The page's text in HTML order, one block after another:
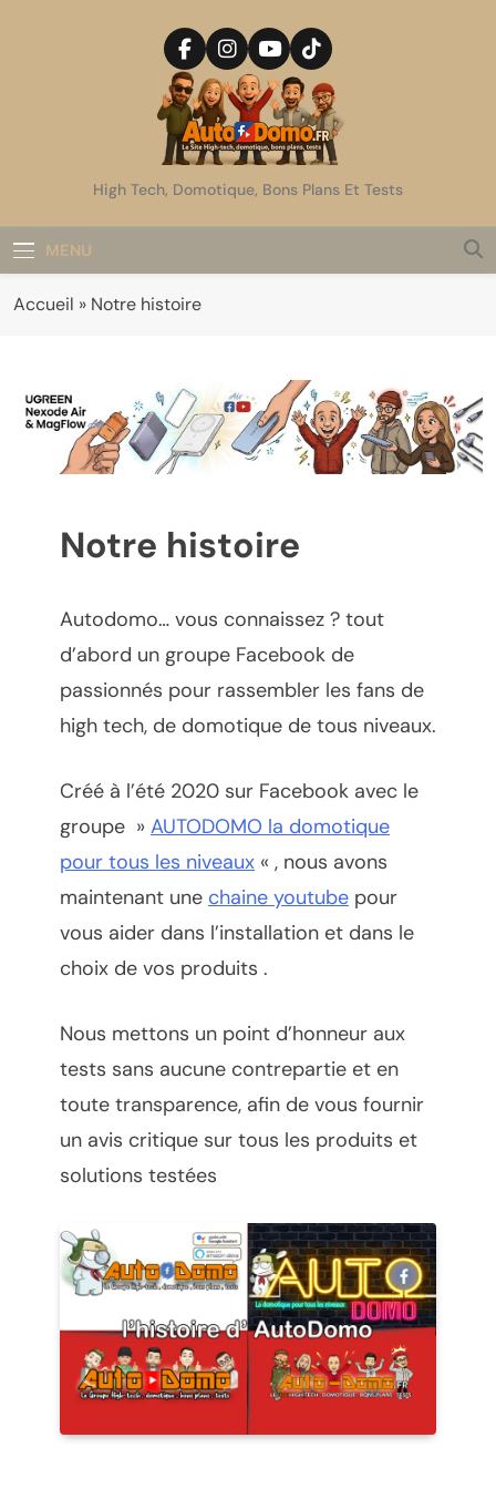
AutoDomo
High Tech, Domotique, Bons Plans Et Tests
MENU
Accueil » Notre histoire
Notre histoire
Autodomo… vous connaissez ? tout
d’abord un groupe Facebook de
passionnés pour rassembler les fans de
high tech, de domotique de tous niveaux.
Créé à l’été 2020 sur Facebook avec le
groupe » AUTODOMO la domotique
pour tous les niveaux « , nous avons
maintenant une chaine youtube pour
vous aider dans l’installation et dans le
choix de vos produits .
Nous mettons un point d’honneur aux
tests sans aucune contrepartie et en
toute transparence, afin de vous fournir
un avis critique sur tous les produits et
solutions testées